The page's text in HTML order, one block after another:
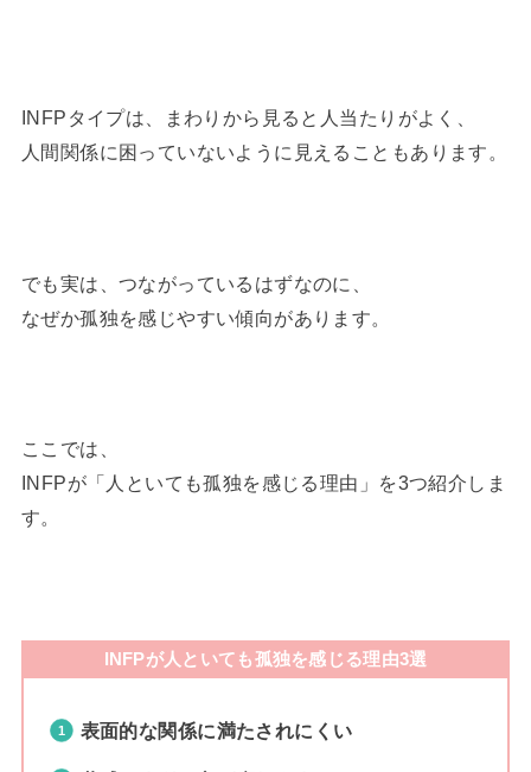
INFPタイプは、まわりから見ると人当たりがよく、
人間関係に困っていないように見えることもあります。
でも実は、つながっているはずなのに、
なぜか孤独を感じやすい傾向があります。
ここでは、
INFPが「人といても孤独を感じる理由」を3つ紹介しま
す。
INFPが人といても孤独を感じる理由3選
表面的な関係に満たされにくい